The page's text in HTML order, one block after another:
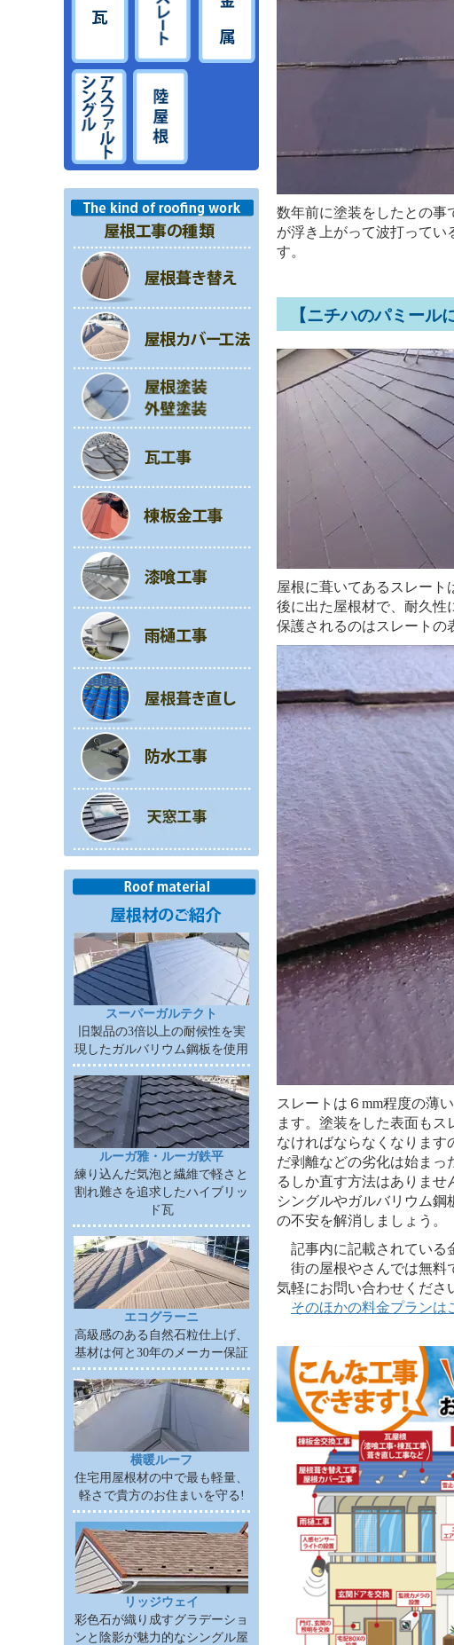
スーパーガルテクト
旧製品の3倍以上の耐候性を実
現したガルバリウム鋼板を使用
ルーガ雅・ルーガ鉄平
練り込んだ気泡と繊維で軽さと
割れ難さを追求したハイブリッ
ド瓦
エコグラーニ
高級感のある自然石粒仕上げ、
基材は何と30年のメーカー保証
横暖ルーフ
住宅用屋根材の中で最も軽量、
軽さで貴方のお住まいを守る!
リッジウェイ
彩色石が織り成すグラデーショ
ンと陰影が魅力的なシングル屋
数年前に塗装をしたとの事
が浮き上がって波打ってい
す。
【ニチハのパミール
屋根に葺いてあるスレー
後に出た屋根材で、耐久性
保護されるのはスレートの
スレートは６mm程度の薄
ます。塗装をした表面も
なければならなくなります
だ剥離などの劣化は始まっ
るしか直す方法はありませ
シングルやガルバリウム
の不安を解消しましょう。
記事内に記載されている
街の屋根やさんでは無料
気軽にお問い合わせくださ
そのほかの料金プランは